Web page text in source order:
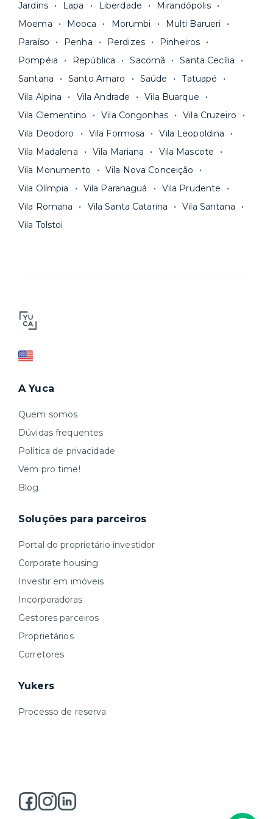
Jardins
Lapa Liberdade
Mirandópolis
Moema
Mooca Morumbi
Multi Barueri
Paraíso
Penha Perdizes
Pinheiros
Pompéia
República Sacomã
Santa Cecília
Santana
Santo Amaro Saúde
Tatuapé
Vila Alpina
Vila Andrade
Vila Buarque
Vila Clementino
Vila Congonhas
Vila Cruzeiro
Vila Deodoro
Vila Formosa
Vila Leopoldina
Vila Madalena
Vila Mariana
Vila Mascote
Vila Monumento
Vila Nova Conceição
Vila Olímpia
Vila Paranaguá
Vila Prudente
Vila Romana
Vila Santa Catarina
Vila Santana
Vila Tolstoi
A Yuca
Quem somos
Dúvidas frequentes
Política de privacidade
Vem pro time!
Blog
Soluções para parceiros
Portal do proprietário investidor
Corporate housing
Investir em imóveis
Incorporadoras
Gestores parceiros
Proprietários
Corretores
Yukers
Processo de reserva